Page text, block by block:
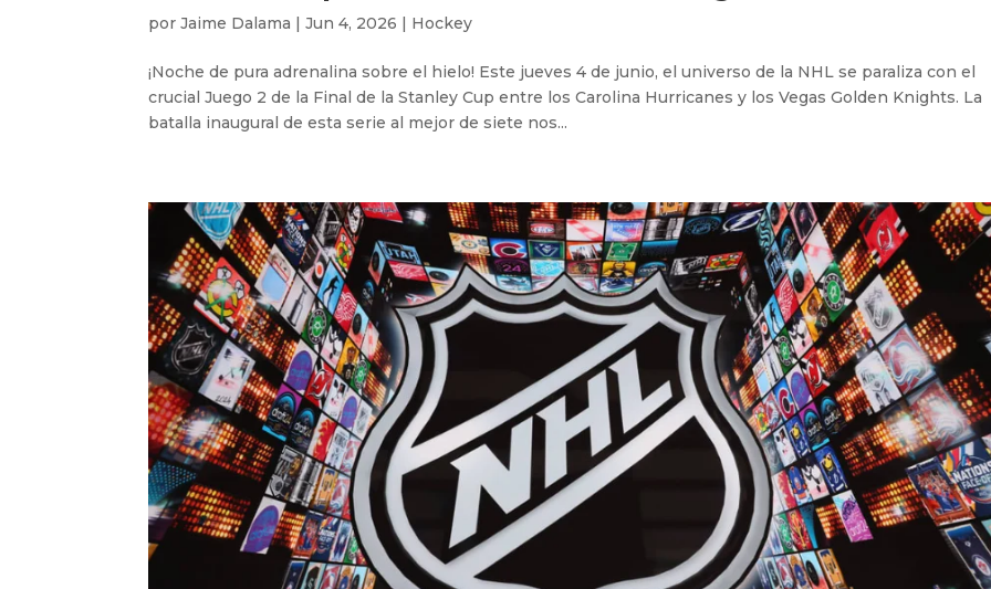
porJaime Dalama |Jun 4, 2026 | Hockey
¡Noche de pura adrenalina sobre el hielo! Este jueves 4 de junio, el universo de la NHL se paraliza con el
crucial Juego 2 de la Final de la Stanley Cup entre los Carolina Hurricanes y los Vegas Golden Knights. La
batalla inaugural de esta serie al mejor de siete nos...